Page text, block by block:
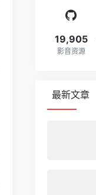
19,905
影音资源
最新文章